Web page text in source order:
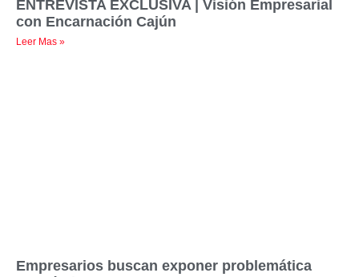
ENTREVISTA EXCLUSIVA | Visión Empresarial
con Encarnación Cajún
Leer Mas »
Empresarios buscan exponer problemática